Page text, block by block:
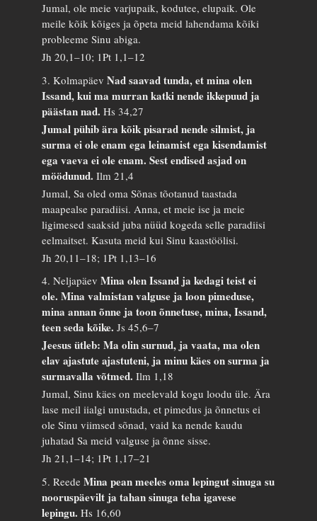
Jumal, ole meie varjupaik, kodutee, elupaik. Ole
meile kõik kõiges ja õpeta meid lahendama kõiki
probleeme Sinu abiga.
Jh 20,1–10; 1Pt 1,1–12
3. KolmapäevNad saavad tunda, et mina olen
Issand, kui ma murran katki nende ikkepuud ja
päästan nad.Hs 34,27
Jumal pühib ära kõik pisarad nende silmist, ja
surma ei ole enam ega leinamist ega kisendamist
ega vaeva ei ole enam. Sest endised asjad on
möödunud.Ilm 21,4
Jumal, Sa oled oma Sõnas tõotanud taastada
maapealse paradiisi. Anna, et meie ise ja meie
ligimesed saaksid juba nüüd kogeda selle paradiisi
eelmaitset. Kasuta meid kui Sinu kaastöölisi.
Jh 20,11–18; 1Pt 1,13–16
4. NeljapäevMina olen Issand ja kedagi teist ei
ole. Mina valmistan valguse ja loon pimeduse,
mina annan õnne ja toon õnnetuse, mina, Issand,
teen seda kõike.Js 45,6–7
Jeesus ütleb: Ma olin surnud, ja vaata, ma olen
elav ajastute ajastuteni, ja minu käes on surma ja
surmavalla võtmed.Ilm 1,18
Jumal, Sinu käes on meelevald kogu loodu üle. Ära
lase meil iialgi unustada, et pimedus ja õnnetus ei
ole Sinu viimsed sõnad, vaid ka nende kaudu
juhatad Sa meid valguse ja õnne sisse.
Jh 21,1–14; 1Pt 1,17–21
5. ReedeMina pean meeles oma lepingut sinuga su
nooruspäevilt ja tahan sinuga teha igavese
lepingu.Hs 16,60